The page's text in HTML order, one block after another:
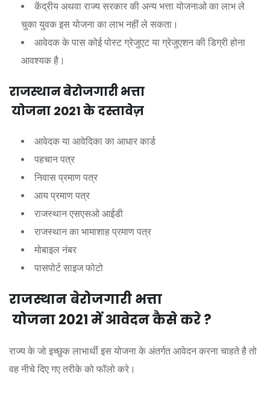
केंद्रीय अथवा राज्य सरकार की अन्य भत्ता योजनाओ का लाभ ले
चुका युवक इस योजना का लाभ नहीं ले सकता।
आवेदक के पास कोई पोस्ट ग्रेजुएट या ग्रेजुएशन की डिग्री होना
आवश्यक है।
राजस्थानबेरोजगारीभत्ता
योजना 2021केदस्तावेज़
आवेदक या आवेदिका का आधार कार्ड
पहचान पत्र
निवास प्रमाण पत्र
आय प्रमाण पत्र
राजस्थान एसएसओ आईडी
राजस्थान का भामाशाह प्रमाण पत्र
मोबाइल नंबर
पासपोर्ट साइज फोटो
राजस्थानबेरोजगारीभत्ता
योजना2021मेंआवेदनकैसेकरे ?
राज्य के जो इच्छुक लाभार्थी इस योजना के अंतर्गत आवेदन करना चाहते है तो
वह नीचे दिए गए तरीके को फॉलो करे।